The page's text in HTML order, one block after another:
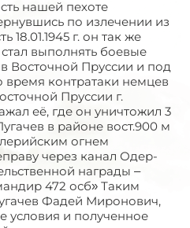
нашей пехоте
по излечении из
18.01.1945 г. он так же
выполнять боевые
Восточной Пруссии и под
время контратаки немцев
Пруссии г.
её, где он уничтожил 3
в районе вост.900 м
огнем
через канал Одер-
награды –
472 осб» Таким
Фадей Миронович,
условия и полученное